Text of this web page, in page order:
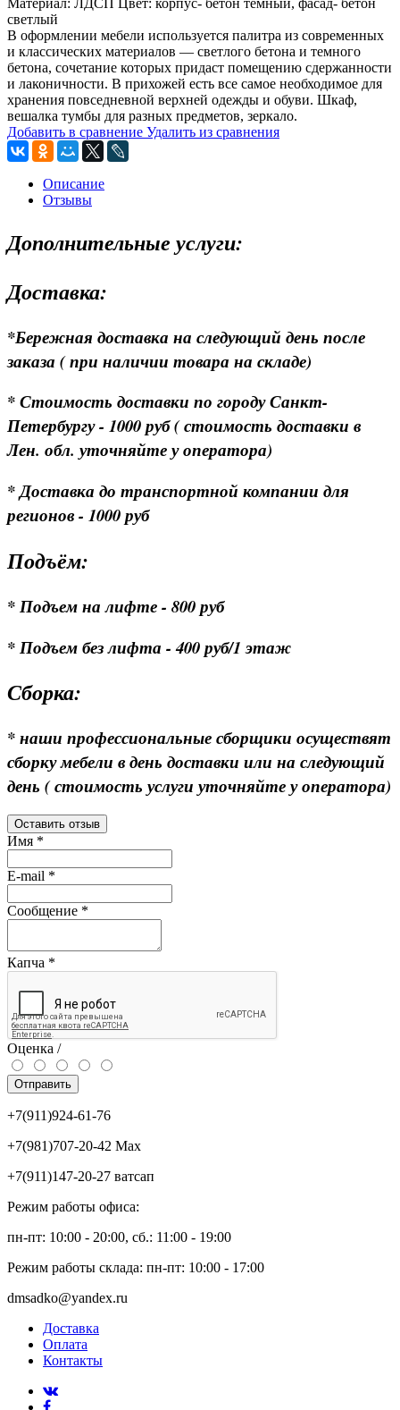
светлый
В оформлении мебели используется палитра из современных
и классических материалов — светлого бетона и темного
бетона, сочетание которых придаст помещению сдержанности
и лаконичности. В прихожей есть все самое необходимое для
хранения повседневной верхней одежды и обуви. Шкаф,
вешалка тумбы для разных предметов, зеркало.
Добавить в сравнение Удалить из сравнения
Описание
Отзывы
Дополнительные услуги:
Доставка:
*Бережная доставка на следующий день после
заказа ( при наличии товара на складе)
* Стоимость доставки по городу Санкт-
Петербургу - 1000 руб ( стоимость доставки в
Лен. обл. уточняйте у оператора)
* Доставка до транспортной компании для
регионов - 1000 руб
Подъём:
* Подъем на лифте - 800 руб
* Подъем без лифта - 400 руб/1 этаж
Сборка:
* наши профессиональные сборщики осуществят
сборку мебели в день доставки или на следующий
день ( стоимость услуги уточняйте у оператора)
Оставить отзыв
Имя *
E-mail *
Сообщение *
Капча *
Оценка /
Отправить
+7(911)924-61-76
+7(981)707-20-42 Max
+7(911)147-20-27 ватсап
Режим работы офиса:
пн-пт: 10:00 - 20:00, сб.: 11:00 - 19:00
Режим работы склада: пн-пт: 10:00 - 17:00
dmsadko@yandex.ru
Доставка
Оплата
Контакты